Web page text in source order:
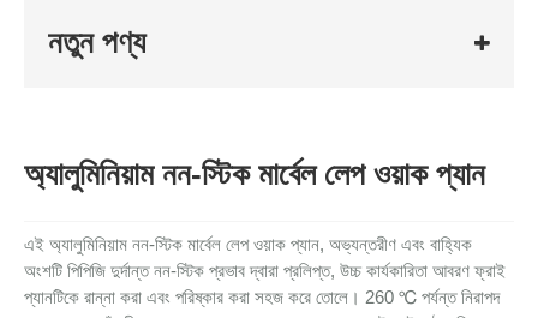
নতুন পণ্য
অ্যালুমিনিয়াম নন-স্টিক মার্বেল লেপ ওয়াক প্যান
এই অ্যালুমিনিয়াম নন-স্টিক মার্বেল লেপ ওয়াক প্যান, অভ্যন্তরীণ এবং বাহ্যিক
অংশটি পিপিজি দুর্দান্ত নন-স্টিক প্রভাব দ্বারা প্রলিপ্ত, উচ্চ কার্যকারিতা আবরণ ফ্রাই
প্যানটিকে রান্না করা এবং পরিষ্কার করা সহজ করে তোলে। 260 ℃ পর্যন্ত নিরাপদ